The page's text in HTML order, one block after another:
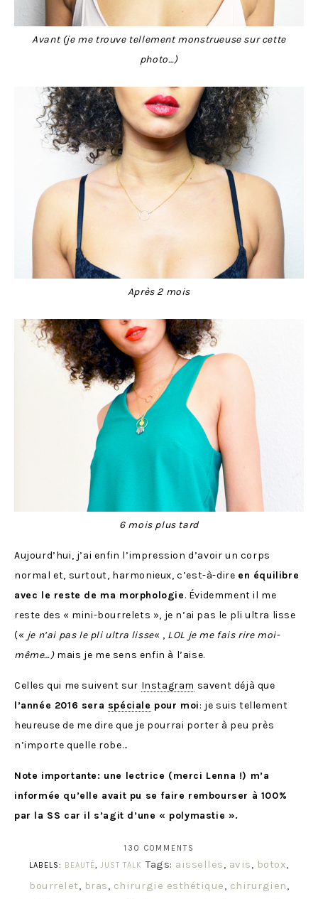
Avant (je me trouve tellement monstrueuse sur cette
photo…)
Après 2 mois
6 mois plus tard
Aujourd’hui, j’ai enfin l’impression d’avoir un corps
normal et, surtout, harmonieux, c’est-à-dire en équilibre
avec le reste de ma morphologie. Évidemment il me
reste des « mini-bourrelets », je n’ai pas le pli ultra lisse
(« je n’ai pas le pli ultra lisse« , LOL je me fais rire moi-
même…)mais je me sens enfin à l’aise.
Celles qui me suivent sur Instagram savent déjà que
l’année 2016 sera spéciale pour moi: je suis tellement
heureuse de me dire que je pourrai porter à peu près
n’importe quelle robe…
Note importante: une lectrice (merci Lenna !) m’a
informée qu’elle avait pu se faire rembourser à 100%
par la SS car il s’agit d’une « polymastie ».
130 COMMENTS
LABELS: BEAUTÉ,JUST TALK Tags: aisselles, avis, botox,
bourrelet, bras, chirurgie esthétique, chirurgien,